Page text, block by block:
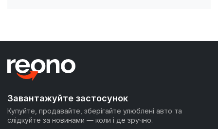
Завантажуйте застосунок
Купуйте, продавайте, зберігайте улюблені авто та
слідкуйте за новинами — коли і де зручно.